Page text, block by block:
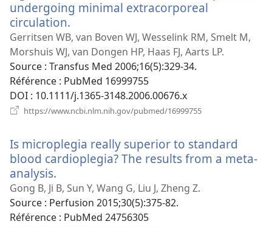
undergoing minimal extracorporeal
circulation.
une
nouvelle
fenêtre)
Gerritsen WB, van Boven WJ, Wesselink RM, Smelt M,
Morshuis WJ, van Dongen HP, Haas FJ, Aarts LP.
Source ‎: Transfus Med 2006;16(5):329-34.
Référence ‎: PubMed 16999755
DOI ‎: 10.1111/j.1365-3148.2006.00676.x
https://www.ncbi.nlm.nih.gov/pubmed/16999755
fenêtre)
Is microplegia really superior to standard
blood cardioplegia? The results from a meta-
analysis.
une
nouvelle
fenêtre)
Gong B, Ji B, Sun Y, Wang G, Liu J, Zheng Z.
Source ‎: Perfusion 2015;30(5):375-82.
Référence ‎: PubMed 24756305